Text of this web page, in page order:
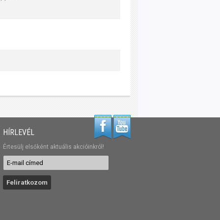
HÍRLEVÉL
Értesülj elsőként aktuális akcióinkról!